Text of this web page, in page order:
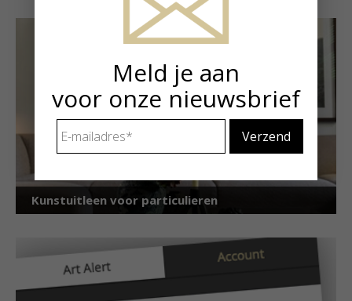
Kunstuitleen voor particulieren
Meld je aan
voor onze nieuwsbrief
mailadres *